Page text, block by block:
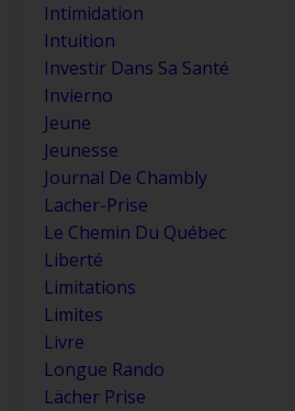
Intimidation
Intuition
Investir Dans Sa Santé
Invierno
Jeune
Jeunesse
Journal De Chambly
Lacher-Prise
Le Chemin Du Québec
Liberté
Limitations
Limites
Livre
Longue Rando
Lächer Prise